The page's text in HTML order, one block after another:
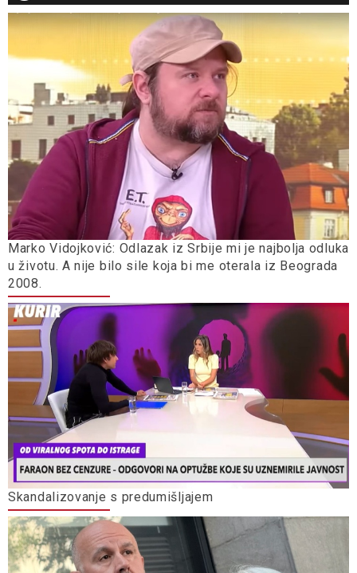
Marko Vidojković: Odlazak iz Srbije mi je najbolja odluka
u životu. A nije bilo sile koja bi me oterala iz Beograda
2008.
Skandalizovanje s predumišljajem